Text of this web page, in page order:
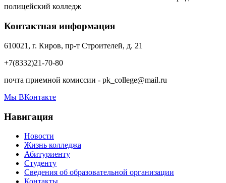
полицейский колледж
Контактная информация
610021, г. Киров, пр-т Строителей, д. 21
+7(8332)21-70-80
почта приемной комиссии - pk_college@mail.ru
Мы ВКонтакте
Навигация
Новости
Жизнь колледжа
Абитуриенту
Студенту
Сведения об образовательной организации